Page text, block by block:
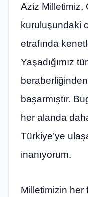
Aziz Milletimiz,
kuruluşundaki
etrafında
Yaşadığımız
başarmıştır.
her alanda
Türkiye’ye
inanıyorum.
Milletimizin her